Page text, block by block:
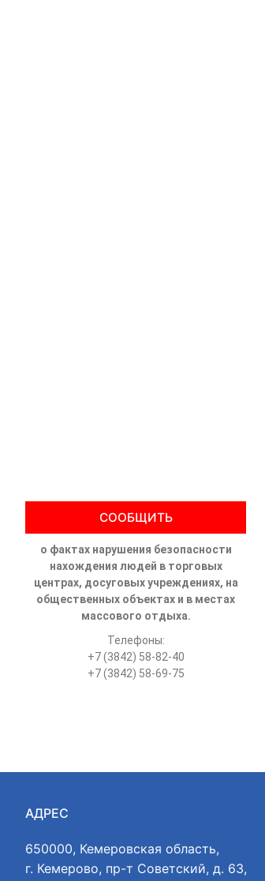
СООБЩИТЬ
о фактах нарушения безопасности
нахождения людей в торговых
центрах, досуговых учреждениях, на
общественных объектах и в местах
массового отдыха.
Телефоны:
+7 (3842) 58-82-40
+7 (3842) 58-69-75
АДРЕС
650000, Кемеровская область,
г. Кемерово, пр-т Советский, д. 63,